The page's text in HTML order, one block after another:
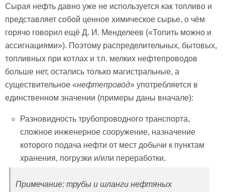
Сырая нефть давно уже не используется как топливо и
представляет собой ценное химическое сырье, о чём
горячо говорил ещё Д. И. Менделеев («Топить можно и
ассигнациями»). Поэтому распределительных, бытовых,
топливных при котлах и т.п. мелких нефтепроводов
больше нет, остались только магистральные, а
существительное «нефтепрово́д» употребляется в
единственном значении (примеры даны вначале):
Разновидность трубопроводного транспорта,
сложное инженерное сооружение, назначение
которого подача нефти от мест добычи к пунктам
хранения, погрузки и/или переработки.
Примечание: трубы и шланги нефтяных